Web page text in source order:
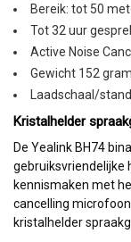
Bereik: tot 50
Tot 32 uur
Active Noise
Gewicht 152 gram
Laadschaal/
Kristalhelder
De Yealink BH74
gebruiksvriendelijke
kennismaken met
cancelling
kristalhelder